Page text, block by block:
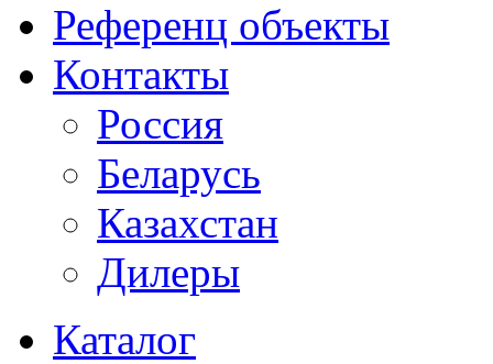
Референц объекты
Контакты
Россия
Беларусь
Казахстан
Дилеры
Каталог